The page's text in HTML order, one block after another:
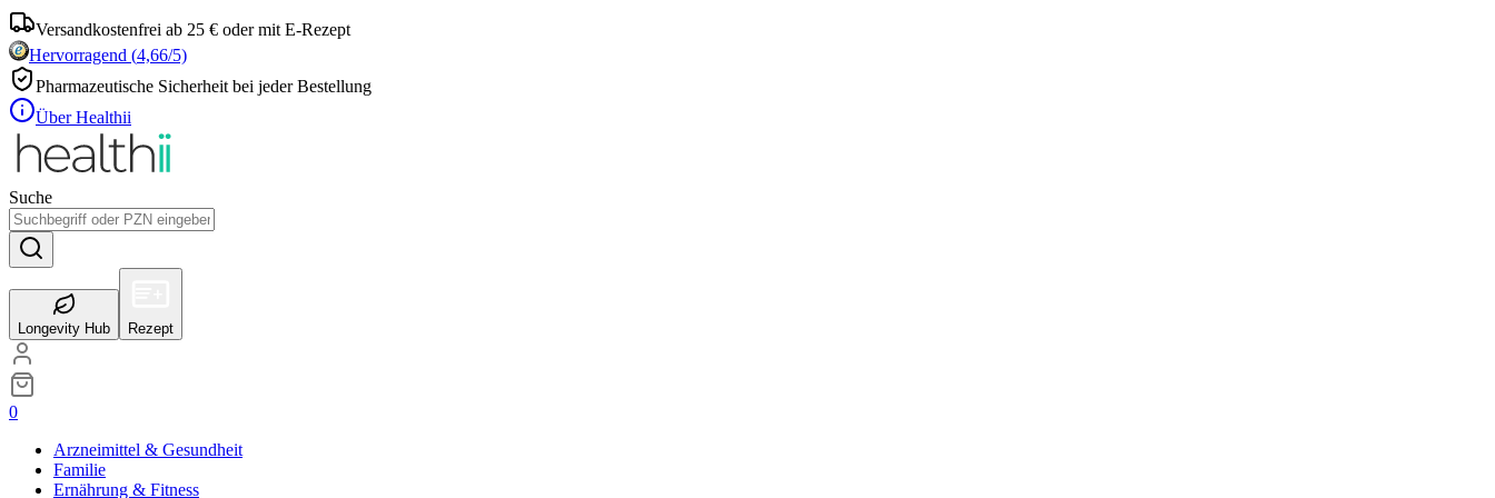
Versandkostenfrei ab 25 € oder mit E-Rezept
Hervorragend (4,66/5)
Pharmazeutische Sicherheit bei jeder Bestellung
Über Healthii
Suche
Longevity Hub Rezept
0
Arzneimittel & Gesundheit
Familie
Ernährung & Fitness